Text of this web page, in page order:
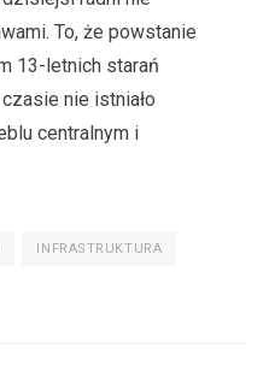
To, że powstanie
13-letnich starań
nie istniało
centralnym i
INFRASTRUKTURA